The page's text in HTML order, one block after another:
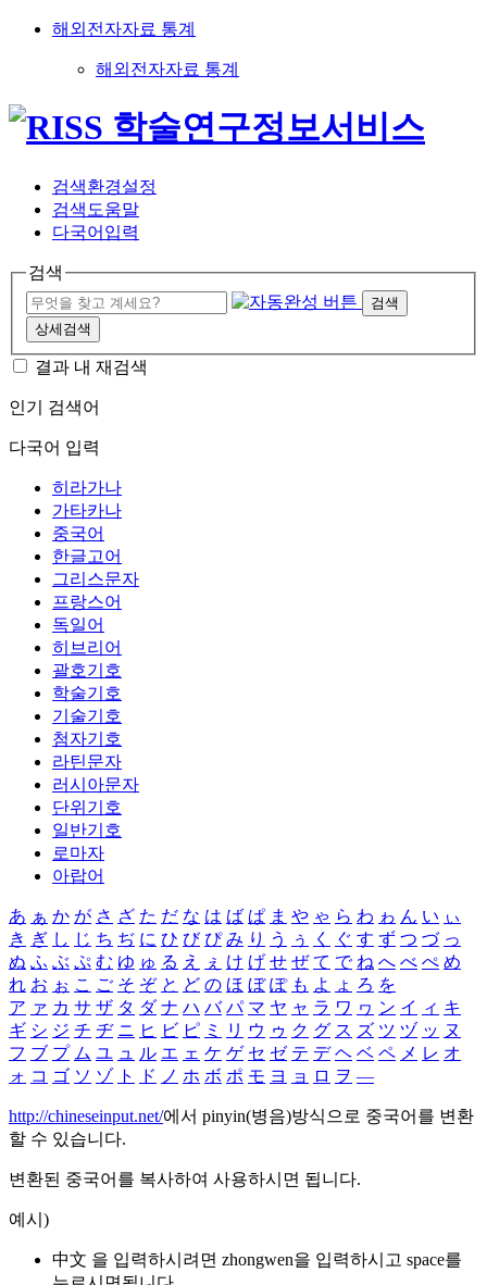
해외전자자료 통계
해외전자자료 통계
검색환경설정
검색도움말
다국어입력
검색
검색
상세검색
결과 내 재검색
인기 검색어
다국어 입력
히라가나
가타카나
중국어
한글고어
그리스문자
프랑스어
독일어
히브리어
괄호기호
학술기호
기술기호
첨자기호
라틴문자
러시아문자
단위기호
일반기호
로마자
아랍어
あ ぁ か が さ ざ た だ な は ば ぱ ま や ゃ ら わ ゎ ん い ぃ
き ぎ し じ ち ぢ に ひ び ぴ み り う ぅ く ぐ す ず つ づ っ
ぬ ふ ぶ ぷ む ゆ ゅ る え ぇ け げ せ ぜ て で ね へ べ ぺ め
れ お ぉ こ ご そ ぞ と ど の ほ ぼ ぽ も よ ょ ろ を
ア ァ カ サ ザ タ ダ ナ ハ バ パ マ ヤ ャ ラ ワ ヮ ン イ ィ キ
ギ シ ジ チ ヂ ニ ヒ ビ ピ ミ リ ウ ゥ ク グ ス ズ ツ ヅ ッ ヌ
フ ブ プ ム ユ ュ ル エ ェ ケ ゲ セ ゼ テ デ ヘ ベ ペ メ レ オ
ォ コ ゴ ソ ゾ ト ド ノ ホ ボ ポ モ ヨ ョ ロ ヲ ―
http://chineseinput.net/에서 pinyin(병음)방식으로 중국어를 변환
할 수 있습니다.
변환된 중국어를 복사하여 사용하시면 됩니다.
예시)
中文 을 입력하시려면 zhongwen을 입력하시고 space를